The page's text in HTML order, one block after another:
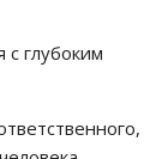
с глубоким